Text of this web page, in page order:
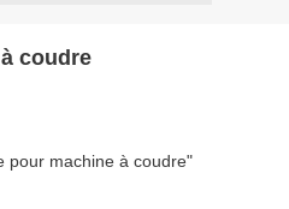
coudre